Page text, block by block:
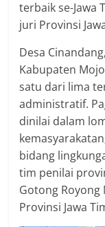
terbaik se-Jawa
juri Provinsi
Desa
Kabupaten
satu dari lima
administratif.
dinilai dalam
bidang
tim penilai
Gotong Royong
Provinsi Jawa